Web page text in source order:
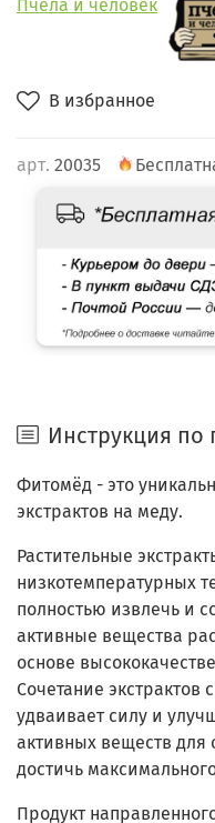
В избранное
арт. 20035
Пчела и человек
Инструкция
Фитомёд - это
экстрактов на меду.
Растительные
низкотемпературных
полностью извлечь и
активные вещества
основе
Сочетание
удваивает силу и
активных веществ для
достичь
Продукт